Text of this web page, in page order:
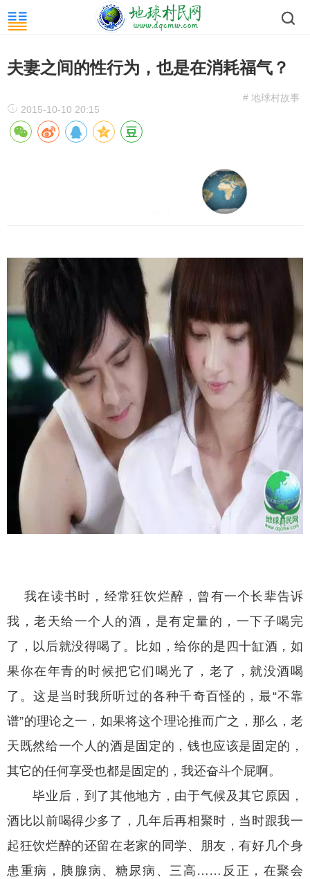
夫妻之间的性行为，也是在消耗福气？
# 地球村故事
2015-10-10 20:15
我在读书时，经常狂饮烂醉，曾有一个长辈告诉
我，老天给一个人的酒，是有定量的，一下子喝完
了，以后就没得喝了。比如，给你的是四十缸酒，如
果你在年青的时候把它们喝光了，老了，就没酒喝
了。这是当时我所听过的各种千奇百怪的，最“不靠
谱”的理论之一，如果将这个理论推而广之，那么，老
天既然给一个人的酒是固定的，钱也应该是固定的，
其它的任何享受也都是固定的，我还奋斗个屁啊。
毕业后，到了其他地方，由于气候及其它原因，
酒比以前喝得少多了，几年后再相聚时，当时跟我一
起狂饮烂醉的还留在老家的同学、朋友，有好几个身
患重病，胰腺病、糖尿病、三高……反正，在聚会